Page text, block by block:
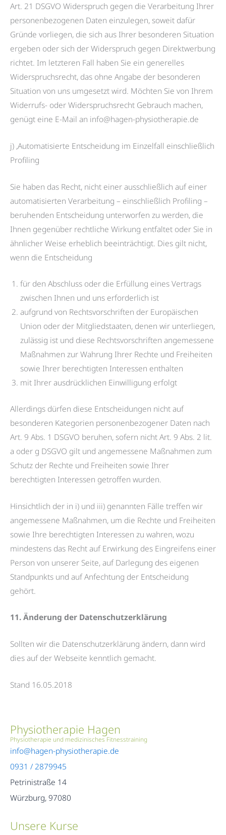
Art. 21 DSGVO Widerspruch gegen die Verarbeitung Ihrer
personenbezogenen Daten einzulegen, soweit dafür
Gründe vorliegen, die sich aus Ihrer besonderen Situation
ergeben oder sich der Widerspruch gegen Direktwerbung
richtet. Im letzteren Fall haben Sie ein generelles
Widerspruchsrecht, das ohne Angabe der besonderen
Situation von uns umgesetzt wird. Möchten Sie von Ihrem
Widerrufs- oder Widerspruchsrecht Gebrauch machen,
genügt eine E-Mail an info@hagen-physiotherapie.de
j) ,Automatisierte Entscheidung im Einzelfall einschließlich
Profiling
Sie haben das Recht, nicht einer ausschließlich auf einer
automatisierten Verarbeitung – einschließlich Profiling –
beruhenden Entscheidung unterworfen zu werden, die
Ihnen gegenüber rechtliche Wirkung entfaltet oder Sie in
ähnlicher Weise erheblich beeinträchtigt. Dies gilt nicht,
wenn die Entscheidung
für den Abschluss oder die Erfüllung eines Vertrags
zwischen Ihnen und uns erforderlich ist
aufgrund von Rechtsvorschriften der Europäischen
Union oder der Mitgliedstaaten, denen wir unterliegen,
zulässig ist und diese Rechtsvorschriften angemessene
Maßnahmen zur Wahrung Ihrer Rechte und Freiheiten
sowie Ihrer berechtigten Interessen enthalten
mit Ihrer ausdrücklichen Einwilligung erfolgt
Allerdings dürfen diese Entscheidungen nicht auf
besonderen Kategorien personenbezogener Daten nach
Art. 9 Abs. 1 DSGVO beruhen, sofern nicht Art. 9 Abs. 2 lit.
a oder g DSGVO gilt und angemessene Maßnahmen zum
Schutz der Rechte und Freiheiten sowie Ihrer
berechtigten Interessen getroffen wurden.
Hinsichtlich der in i) und iii) genannten Fälle treffen wir
angemessene Maßnahmen, um die Rechte und Freiheiten
sowie Ihre berechtigten Interessen zu wahren, wozu
mindestens das Recht auf Erwirkung des Eingreifens einer
Person von unserer Seite, auf Darlegung des eigenen
Standpunkts und auf Anfechtung der Entscheidung
gehört.
11. Änderung der Datenschutzerklärung
Sollten wir die Datenschutzerklärung ändern, dann wird
dies auf der Webseite kenntlich gemacht.
Stand 16.05.2018
Physiotherapie Hagen
Physiotherapie und medizinisches Fitnesstraining
info@hagen-physiotherapie.de
0931 / 2879945
Petrinistraße 14
Würzburg,97080
Unsere Kurse